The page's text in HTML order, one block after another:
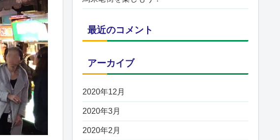
最近のコメント
アーカイブ
2020年12月
2020年3月
2020年2月